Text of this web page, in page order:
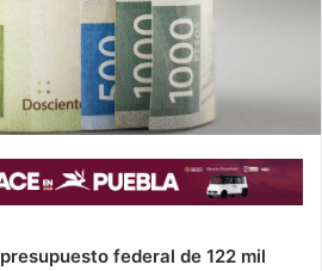
presupuesto federal de 122 mil